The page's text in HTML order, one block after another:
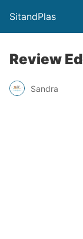
SitandPlas
Review
Sandra